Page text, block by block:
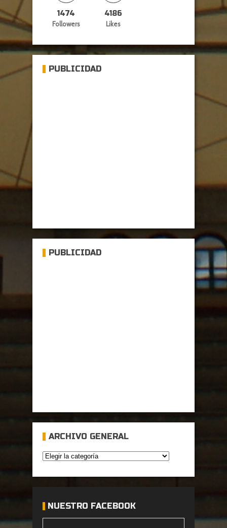
1474
Followers
4186
Likes
PUBLICIDAD
PUBLICIDAD
ARCHIVO GENERAL
NUESTRO FACEBOOK